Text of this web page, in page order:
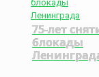
75-лет
блокады